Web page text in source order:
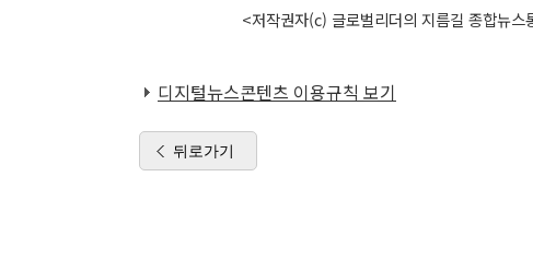
<저작권자(c) 글로벌리더의 지름길 종합뉴
디지털뉴스콘텐츠 이용규칙 보기
뒤로가기